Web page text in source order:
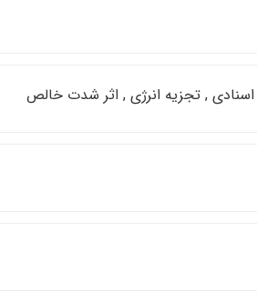
, تجزيه انرژي , اثر شدت خالص